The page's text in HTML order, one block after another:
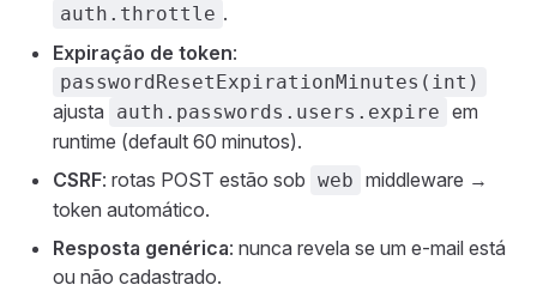
auth.throttle .
Expiração de token:
passwordResetExpirationMinutes(int)
ajusta auth.passwords.users.expire em
runtime (default 60 minutos).
CSRF: rotas POST estão sob web middleware →
token automático.
Resposta genérica: nunca revela se um e-mail está
ou não cadastrado.